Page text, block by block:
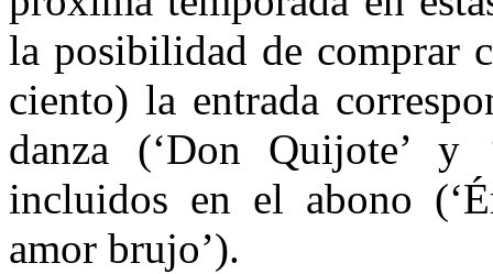
la posibilidad de comprar
ciento) la entrada
danza (‘Don Quijote’ y
incluidos en el abono
amor brujo’).